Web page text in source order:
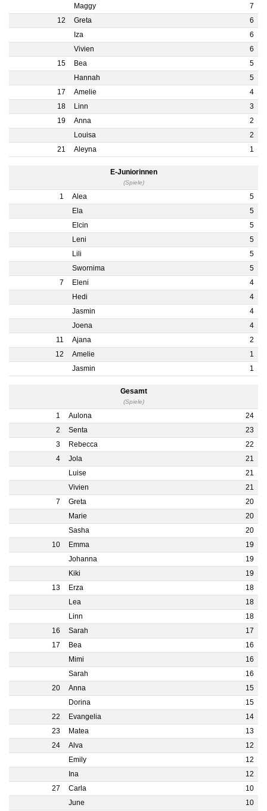
Maggy
7
12
Greta
6
Iza
6
Vivien
6
15
Bea
5
Hannah
5
17
Amelie
4
18
Linn
3
19
Anna
2
Louisa
2
21
Aleyna 1
E-Juniorinnen
(Spiele)
1 Alea
5
Ela
5
Elcin
5
Leni
5
Lili
5
Swornima
5
7
Eleni
4
Hedi
4
Jasmin
4
Joena
4
11
Ajana
2
12
Amelie
1
Jasmin
1
Gesamt
(Spiele)
1 Aulona
24
2
Senta
23
3
Rebecca
22
4
Jola
21
Luise
21
Vivien
21
7
Greta
20
Marie
20
Sasha
20
10
Emma
19
Johanna
19
Kiki
19
13
Erza
18
Lea
18
Linn
18
16
Sarah
17
17
Bea
16
Mimi
16
Sarah
16
20
Anna
15
Dorina
15
22
Evangelia
14
23
Matea
13
24
Alva
12
Emily
12
Ina
12
27
Carla
10
June
10